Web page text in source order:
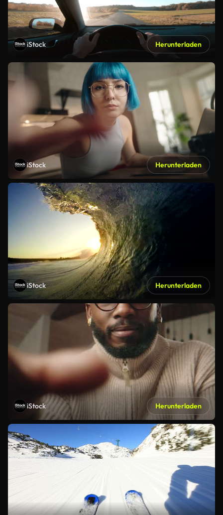
iStock Herunterladen
iStock Herunterladen
iStock Herunterladen
iStock Herunterladen